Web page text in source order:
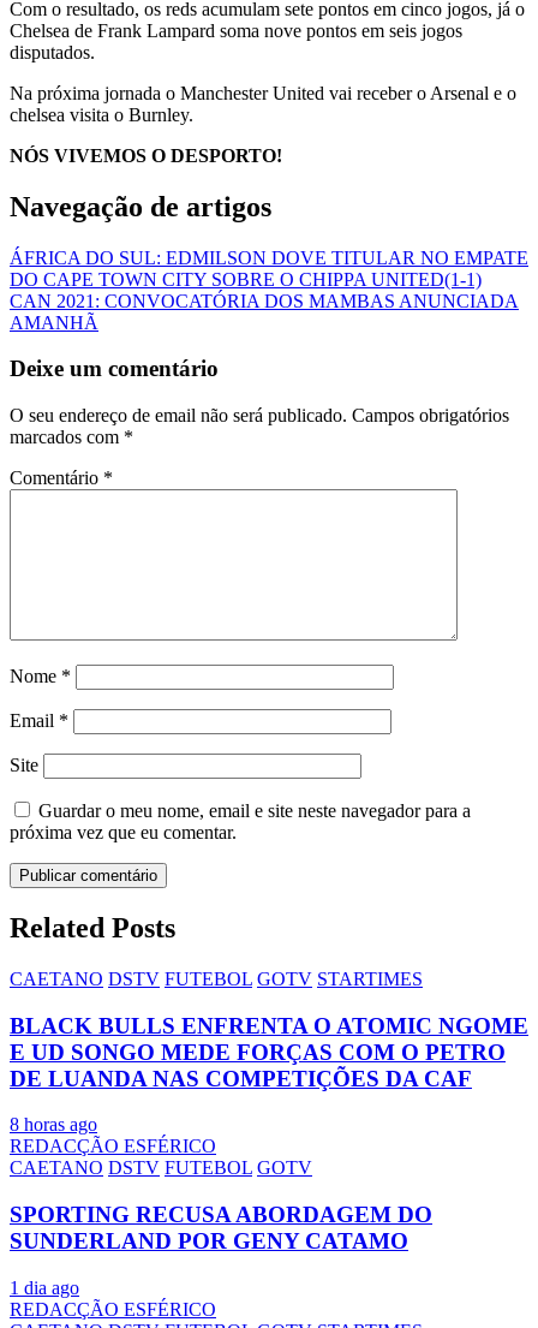
Com o resultado, os reds acumulam sete pontos em cinco jogos, já o
Chelsea de Frank Lampard soma nove pontos em seis jogos
disputados.
Na próxima jornada o Manchester United vai receber o Arsenal e o
chelsea visita o Burnley.
NÓS VIVEMOS O DESPORTO!
Navegação de artigos
ÁFRICA DO SUL: EDMILSON DOVE TITULAR NO EMPATE
DO CAPE TOWN CITY SOBRE O CHIPPA UNITED(1-1)
CAN 2021: CONVOCATÓRIA DOS MAMBAS ANUNCIADA
AMANHÃ
Deixe um comentário
O seu endereço de email não será publicado. Campos obrigatórios
marcados com *
Comentário *
Nome *
Email *
Site
Guardar o meu nome, email e site neste navegador para a
próxima vez que eu comentar.
Related Posts
CAETANO DSTV FUTEBOL GOTV STARTIMES
BLACK BULLS ENFRENTA O ATOMIC NGOME
E UD SONGO MEDE FORÇAS COM O PETRO
DE LUANDA NAS COMPETIÇÕES DA CAF
8 horas ago
REDACÇÃO ESFÉRICO
CAETANO DSTV FUTEBOL GOTV
SPORTING RECUSA ABORDAGEM DO
SUNDERLAND POR GENY CATAMO
1 dia ago
REDACÇÃO ESFÉRICO